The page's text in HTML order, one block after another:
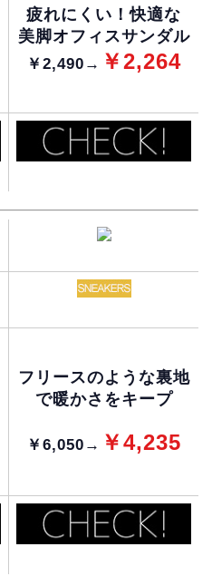
疲れにくい！快適な
美脚オフィスサンダル
￥2,490→ ￥2,264
フリースのような裏地
で暖かさをキープ
￥6,050→ ￥4,235